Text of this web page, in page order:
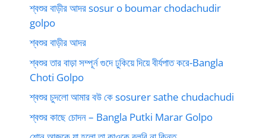
শ্বশুর বাড়ীর আদর sosur o boumar chodachudir
golpo
শ্বশুর বাড়ীর আদর
শ্বশুর তার বাড়া সম্পূর্ন গুদে ঢুকিয়ে দিয়ে বীর্যপাত করে-Bangla
Choti Golpo
শ্বশুর চুদলো আমার বউ কে sosurer sathe chudachudi
শ্বশুর কাছে চোদন – Bangla Putki Marar Golpo